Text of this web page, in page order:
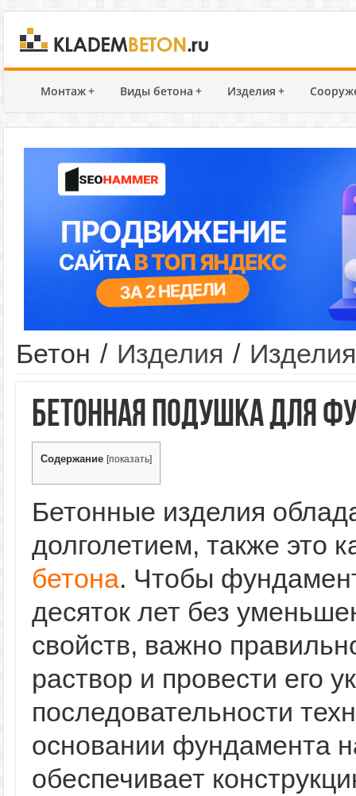
Монтаж+ Виды бетона + Изделия +
Бетон / Изделия /
Бетонная подушка для
Содержание [показать]
Бетонные изделия
долголетием, также это
бетона. Чтобы
десяток лет без
свойств, важно
раствор и провести его
последовательности
основании фундамента
обеспечивает